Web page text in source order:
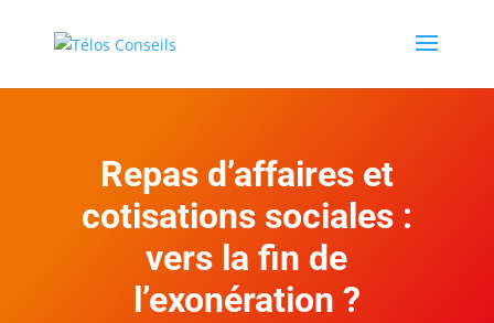
Repas d’affaires et
cotisations sociales :
vers la fin de
l’exonération ?